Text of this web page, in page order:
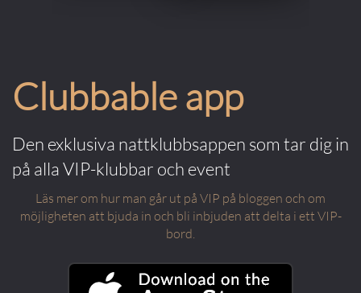
Clubbable app
Den exklusiva nattklubbsappen som tar dig in
på alla VIP-klubbar och event
Läs mer om hur man går ut på VIP på bloggen och om
möjligheten att bjuda in och bli inbjuden att delta i ett VIP-
bord.